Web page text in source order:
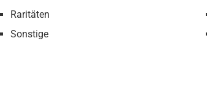
Raritäten
Sonstige